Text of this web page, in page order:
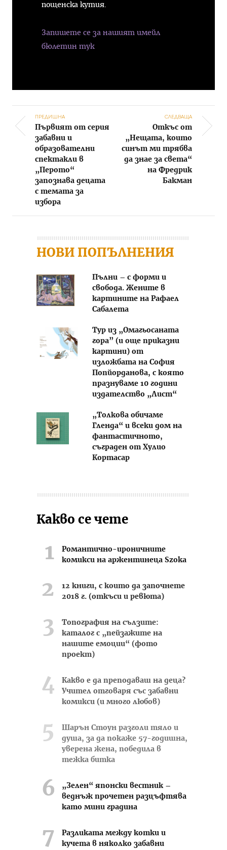
пощенска кутия.
Запишете се за нашият имейл
бюлетин тук
Post navigation
ПРЕДИШНА
Първият от серия
забавни и
образователни
спектакли в
„Перото“
запознава децата
с темата за
избора
СЛЕДВАЩА
Откъс от
„Нещата, които
синът ми трябва
да знае за света“
на Фредрик
Бакман
НОВИ ПОПЪЛНЕНИЯ
Пълни – с форми и
свобода. Жените в
картините на Рафаел
Сабалета
Тур из „Омагьосаната
гора” (и още приказни
картини) от
изложбата на София
Попйорданова, с която
празнуваме 10 години
издателство „Лист“
„Толкова обичаме
Гленда“ и всеки дом на
фантастичното,
съграден от Хулио
Кортасар
Какво се чете
Романтично-ироничните
комикси на аржентинеца Szoka
12 книги, с които да започнете
2018 г. (откъси и ревюта)
Топография на сълзите:
каталог с „пейзажите на
нашите емоции“ (фото
проект)
Какво е да преподаваш на деца?
Учител отговаря със забавни
комикси (и много любов)
Шарън Стоун разголи тяло и
душа, за да покаже 57-годишна,
уверена жена, победила в
тежка битка
„Зелен“ японски вестник –
веднъж прочетен разцъфтява
като мини градина
Разликата между котки и
кучета в няколко забавни